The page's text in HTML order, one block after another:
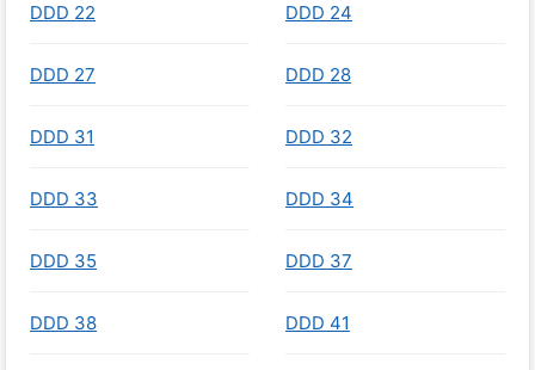
DDD 22 DDD 24
DDD 27 DDD 28
DDD 31 DDD 32
DDD 33 DDD 34
DDD 35 DDD 37
DDD 38 DDD 41